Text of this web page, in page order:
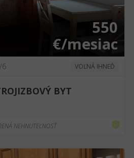
550
€/mesiac
6 VOĽNÁ IHNEĎ
BYT
NEHNUTEĽNOSŤ